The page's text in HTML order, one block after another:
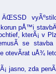
vyÃºstilo
pÅ™i
kterÃ¡ v
se
otevÃ­rat uÅ¾
jasno, zda